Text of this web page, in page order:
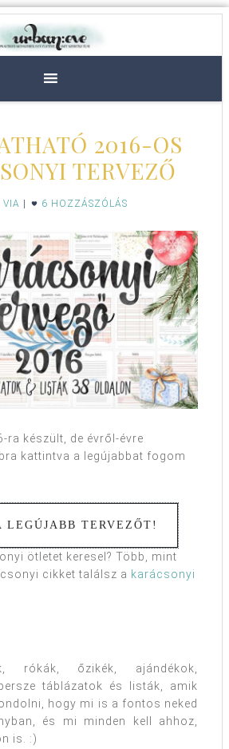
2016-OS
TERVEZŐ
VIA 6 HOZZÁSZÓLÁS
ra készült, de évről-évre
kattintva a legújabbat fogom
LEGÚJABB TERVEZŐT!
ötletet keresel? Több, mint
cikket találsz a karácsonyi
rókák, őzikék, ajándékok,
táblázatok és listák, amik
hogy mi is a fontos neked
és mi minden kell ahhoz,
is. :)